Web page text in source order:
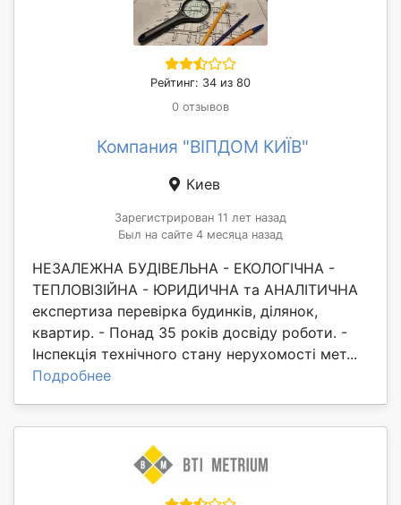
Рейтинг: 34 из 80
0 отзывов
Компания "ВІПДОМ КИЇВ"
Киев
Зарегистрирован 11 лет назад
Был на сайте 4 месяца назад
НЕЗАЛЕЖНА БУДІВЕЛЬНА - ЕКОЛОГІЧНА -
ТЕПЛОВІЗІЙНА - ЮРИДИЧНА та АНАЛІТИЧНА
експертиза перевірка будинків, ділянок,
квартир. - Понад 35 років досвіду роботи. -
Інспекція технічного стану нерухомості мет...
Подробнее